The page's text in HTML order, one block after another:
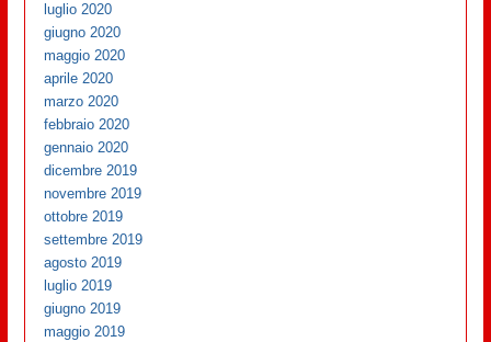
luglio 2020
giugno 2020
maggio 2020
aprile 2020
marzo 2020
febbraio 2020
gennaio 2020
dicembre 2019
novembre 2019
ottobre 2019
settembre 2019
agosto 2019
luglio 2019
giugno 2019
maggio 2019